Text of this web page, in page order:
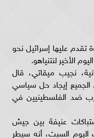
تقدم عليها إسرائيل نحو
الأخير لنتنياهو.
نجيب ميقاتي، قال
الجميع إيجاد حل سياسي
ضد الفلسطينيين في
عنيفة بين جيش
اليوم السبت، أنه سيطر